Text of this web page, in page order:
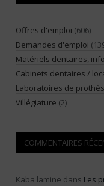
Offres d'emploi (606)
Demandes d'emploi
Matériels dentaires,
Cabinets dentaires /
Laboratoires de
Villégiature (2)
COMMENTAIRES
Kaba lamine dans Les